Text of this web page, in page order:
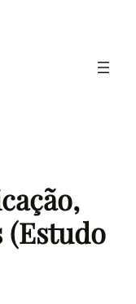
(Estudo